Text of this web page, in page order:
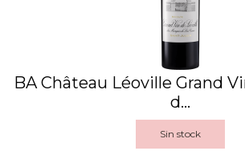
BA Château Léoville Grand
d...
Sin stock